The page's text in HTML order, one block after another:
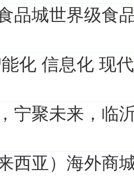
品城世界级食
化 信息化 现
宁聚未来，临
西亚）海外商